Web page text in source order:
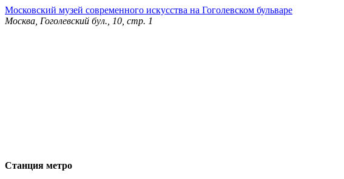
Московский музей современного искусства на Гоголевском бульваре
Москва, Гоголевский бул., 10, стр. 1
Станция метро